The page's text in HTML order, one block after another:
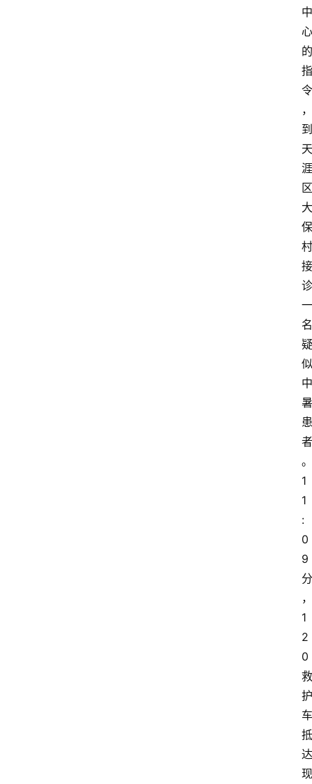
中
心
的
指
令
，
到
天
涯
区
大
保
村
接
诊
一
名
疑
似
中
暑
患
者
。
1
1
:
0
9
分
，
1
2
0
救
护
车
抵
达
现